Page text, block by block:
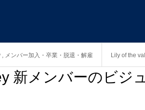
, メンバー加入・卒業・脱退・解雇 Lily of the
新メンバーのビジ